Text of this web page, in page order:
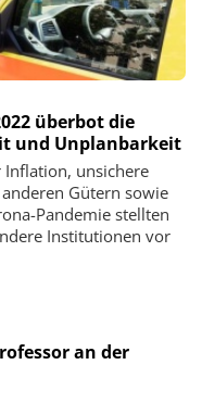
überbot die
und Unplanbarkeit
Inflation, unsichere
Gütern sowie
Pandemie stellten
Institutionen vor
an der